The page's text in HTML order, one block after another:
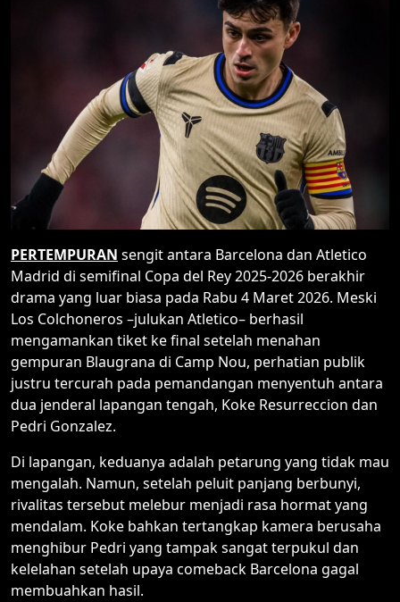
PERTEMPURAN sengit antara Barcelona dan Atletico
Madrid di semifinal Copa del Rey 2025-2026 berakhir
drama yang luar biasa pada Rabu 4 Maret 2026. Meski
Los Colchoneros –julukan Atletico– berhasil
mengamankan tiket ke final setelah menahan
gempuran Blaugrana di Camp Nou, perhatian publik
justru tercurah pada pemandangan menyentuh antara
dua jenderal lapangan tengah, Koke Resurreccion dan
Pedri Gonzalez.
Di lapangan, keduanya adalah petarung yang tidak mau
mengalah. Namun, setelah peluit panjang berbunyi,
rivalitas tersebut melebur menjadi rasa hormat yang
mendalam. Koke bahkan tertangkap kamera berusaha
menghibur Pedri yang tampak sangat terpukul dan
kelelahan setelah upaya comeback Barcelona gagal
membuahkan hasil.